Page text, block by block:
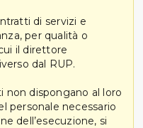
di servizi e
per qualità o
il direttore
dal RUP.
non dispongano al loro
personale necessario
dell’esecuzione, si